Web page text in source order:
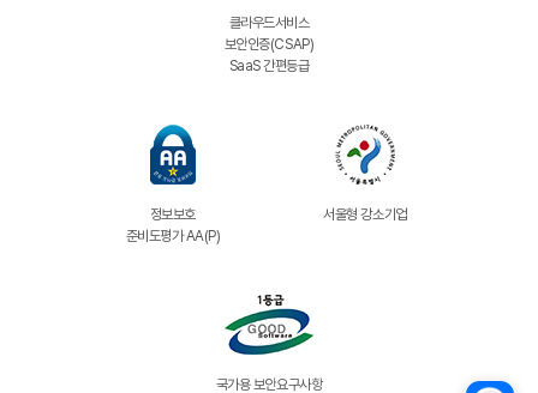
클라우드서비스
보안인증(CSAP)
SaaS 간편등급
정보보호
준비도평가 AA(P)
서울형 강소기업
국가용 보안요구사항